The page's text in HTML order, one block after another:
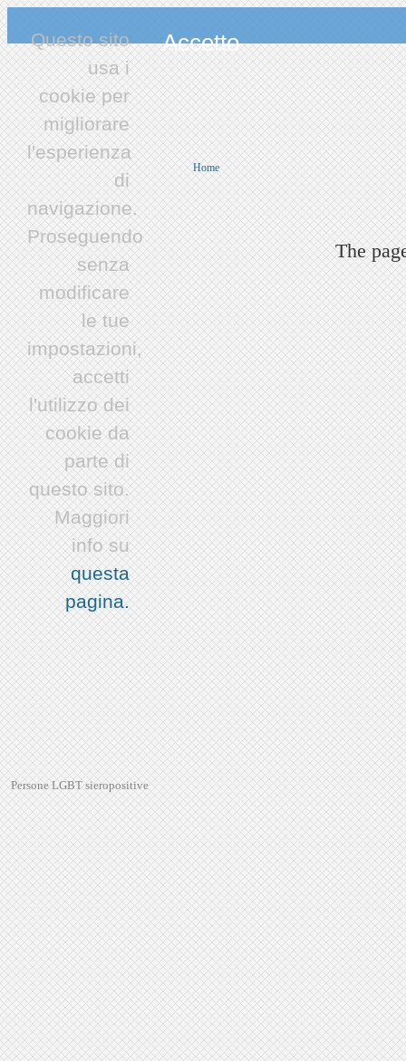
Questo sito
usa i
cookie per
migliorare
l'esperienza
di
navigazione.
Proseguendo
senza
modificare
le tue
impostazioni,
accetti
l'utilizzo dei
cookie da
parte di
questo sito.
Maggiori
info su
questa
pagina.
Accetto
Home
The
Persone LGBT sieropositive